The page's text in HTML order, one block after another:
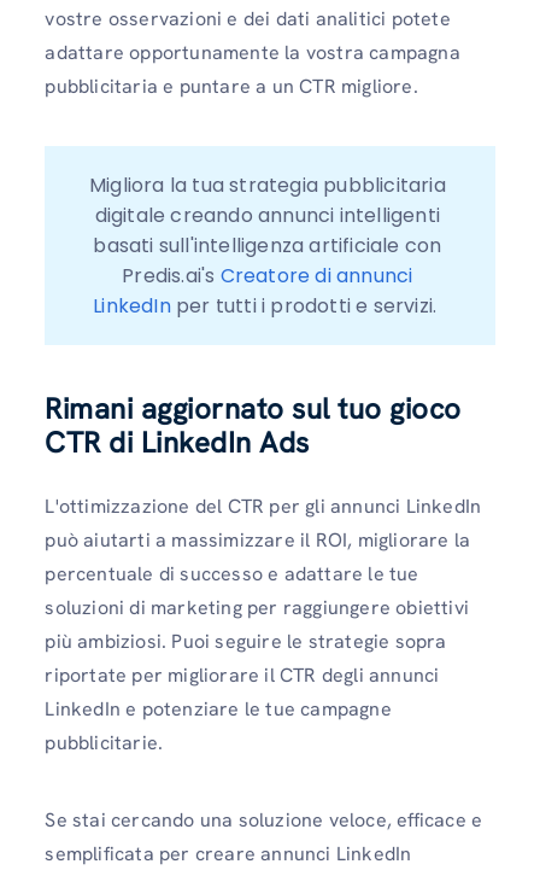
vostre osservazioni e dei dati analitici potete
adattare opportunamente la vostra campagna
pubblicitaria e puntare a un CTR migliore.
Migliora la tua strategia pubblicitaria
digitale creando annunci intelligenti
basati sull'intelligenza artificiale con
Predis.ai's Creatore di annunci
LinkedIn per tutti i prodotti e servizi.
Rimani aggiornato sul tuo gioco
CTR di LinkedIn Ads
L'ottimizzazione del CTR per gli annunci LinkedIn
può aiutarti a massimizzare il ROI, migliorare la
percentuale di successo e adattare le tue
soluzioni di marketing per raggiungere obiettivi
più ambiziosi. Puoi seguire le strategie sopra
riportate per migliorare il CTR degli annunci
LinkedIn e potenziare le tue campagne
pubblicitarie.
Se stai cercando una soluzione veloce, efficace e
semplificata per creare annunci LinkedIn